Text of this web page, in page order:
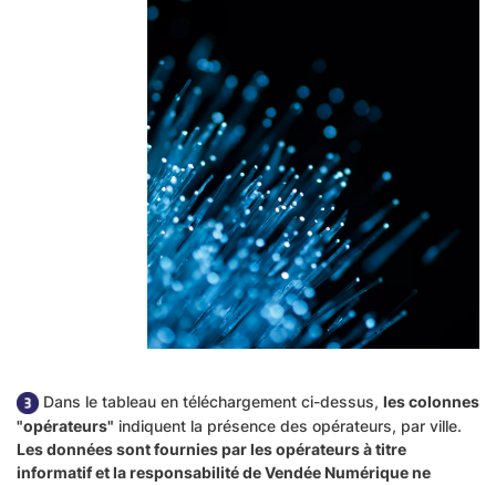
Dans le tableau en téléchargement ci-dessus, les colonnes
"opérateurs" indiquent la présence des opérateurs, par ville.
Les données sont fournies par les opérateurs à titre
informatif et la responsabilité de Vendée Numérique ne